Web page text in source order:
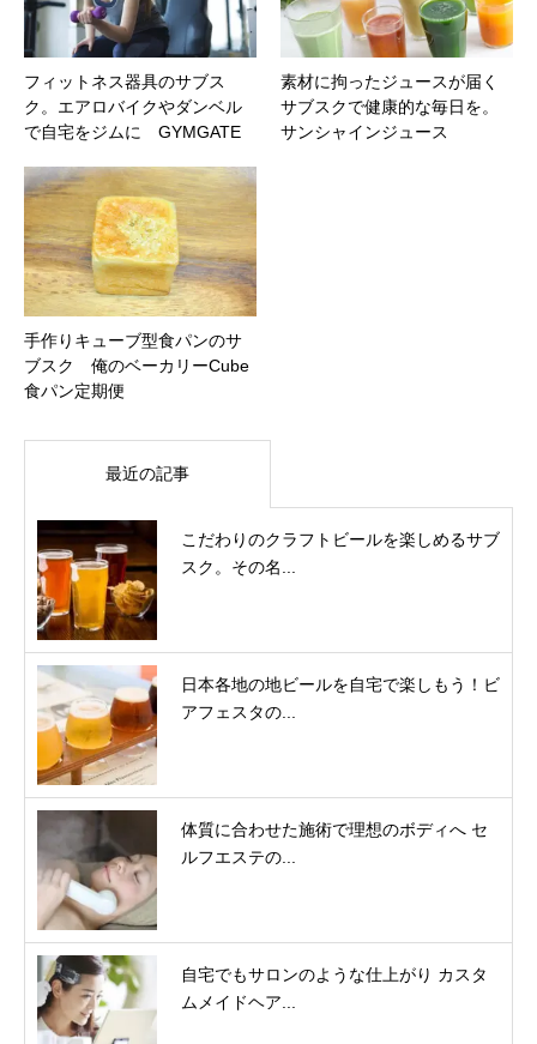
フィットネス器具のサブス
ク。エアロバイクやダンベル
で自宅をジムに GYMGATE
素材に拘ったジュースが届く
サブスクで健康的な毎日を。
サンシャインジュース
手作りキューブ型食パンのサ
ブスク 俺のベーカリーCube
食パン定期便
最近の記事
こだわりのクラフトビールを楽しめるサブ
スク。その名...
日本各地の地ビールを自宅で楽しもう！ビ
アフェスタの...
体質に合わせた施術で理想のボディへ セ
ルフエステの...
自宅でもサロンのような仕上がり カスタ
ムメイドヘア...